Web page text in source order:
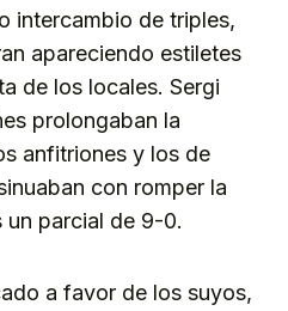
intercambio de triples,
apareciendo estiletes
de los locales. Sergi
prolongaban la
anfitriones y los de
con romper la
parcial de 9-0.
a favor de los suyos,